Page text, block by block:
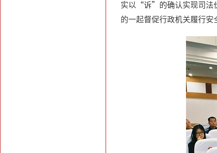
实以“诉”的确认实现司法
的一起督促行政机关履行